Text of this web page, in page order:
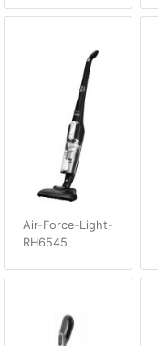
Air-Force-Light-
RH6545